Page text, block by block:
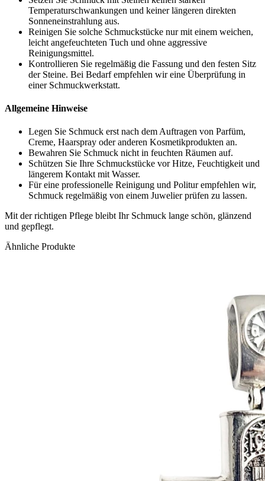
Temperaturschwankungen und keiner längeren direkten
Sonneneinstrahlung aus.
Reinigen Sie solche Schmuckstücke nur mit einem weichen,
leicht angefeuchteten Tuch und ohne aggressive
Reinigungsmittel.
Kontrollieren Sie regelmäßig die Fassung und den festen Sitz
der Steine. Bei Bedarf empfehlen wir eine Überprüfung in
einer Schmuckwerkstatt.
Allgemeine Hinweise
Legen Sie Schmuck erst nach dem Auftragen von Parfüm,
Creme, Haarspray oder anderen Kosmetikprodukten an.
Bewahren Sie Schmuck nicht in feuchten Räumen auf.
Schützen Sie Ihre Schmuckstücke vor Hitze, Feuchtigkeit und
längerem Kontakt mit Wasser.
Für eine professionelle Reinigung und Politur empfehlen wir,
Schmuck regelmäßig von einem Juwelier prüfen zu lassen.
Mit der richtigen Pflege bleibt Ihr Schmuck lange schön, glänzend
und gepflegt.
Ähnliche Produkte